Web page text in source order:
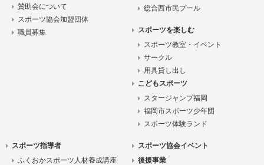
賛助会について
スポーツ協会加盟団体
職員募集
総合西市民プール
スポーツを楽しむ
スポーツ教室・イベント
サークル
用具貸し出し
こどもスポーツ
スタージャンプ福岡
福岡市スポーツ少年団
スポーツ体験ランド
スポーツ指導者
ふくおかスポーツ人材養成講座
スポーツ協会イベント
後援事業